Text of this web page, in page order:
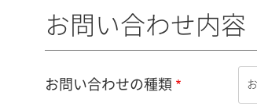
お問い合わせ内容
お問い合わせの種類